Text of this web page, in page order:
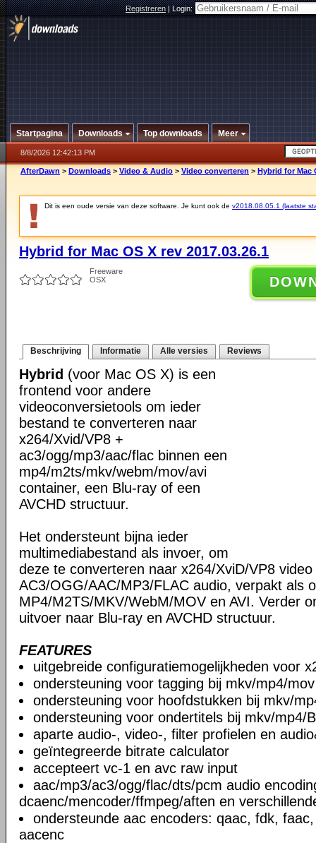
Registreren|Login:
Startpagina Downloads Top downloads Meer
8/8/2026 12:42:13 PM
AfterDawn > Downloads > Video & Audio > Video converteren > Hybrid for Mac
Dit is een oude versie van deze software. Je kunt ook de v2018.08.05.1 (laatste
Hybrid for Mac OS X rev 2017.03.26.1
Freeware
OSX
Beschrijving Informatie Alle versies Reviews
Hybrid (voor Mac OS X) is een
frontend voor andere
videoconversietools om ieder
bestand te converteren naar
x264/Xvid/VP8 +
ac3/ogg/mp3/aac/flac binnen een
mp4/m2ts/mkv/webm/mov/avi
container, een Blu-ray of een
AVCHD structuur.
Het ondersteunt bijna ieder
multimediabestand als invoer, om
deze te converteren naar x264/XviD/VP8
AC3/OGG/AAC/MP3/FLAC audio, verpakt als
MP4/M2TS/MKV/WebM/MOV en AVI. Verder
uitvoer naar Blu-ray en AVCHD structuur.
FEATURES
uitgebreide configuratiemogelijkheden voor
ondersteuning voor tagging bij mkv/mp4/mov
ondersteuning voor hoofdstukken bij mkv/
ondersteuning voor ondertitels bij mkv/mp4/
aparte audio-, video-, filter profielen en
geïntegreerde bitrate calculator
accepteert vc-1 en avc raw input
aac/mp3/ac3/ogg/flac/dts/pcm audio
dcaenc/mencoder/ffmpeg/aften en
ondersteunde aac encoders: qaac, fdk,
aacenc